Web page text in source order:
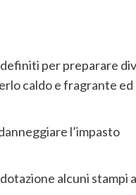
per preparare
caldo e fragrante
l’impasto
alcuni stampi